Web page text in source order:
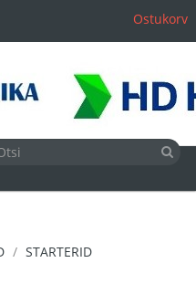
Ostukorv
STARTERID